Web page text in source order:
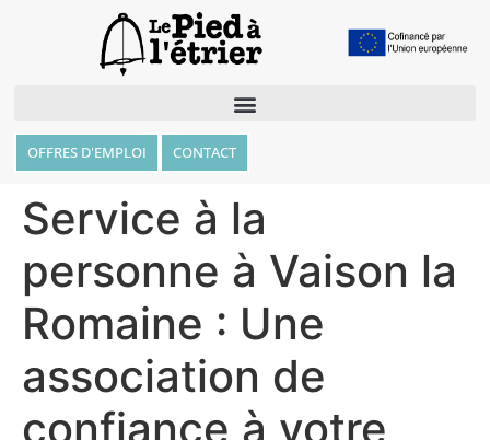
OFFRES D'EMPLOI CONTACT
Service à la
personne à Vaison la
Romaine : Une
association de
confiance à votre